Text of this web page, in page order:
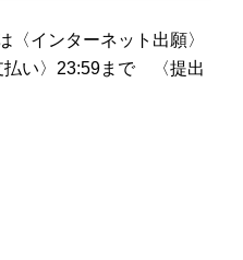
インターネット出願〉
い〉23:59まで 〈提出